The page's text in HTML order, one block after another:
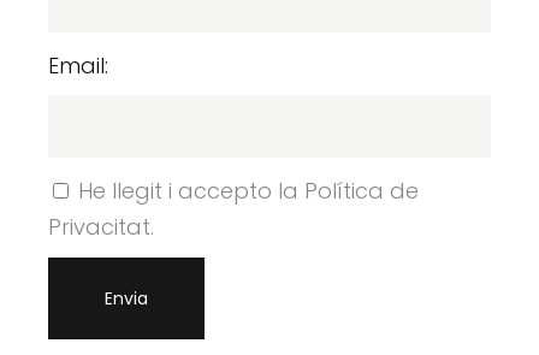
Email:
He llegit i accepto la Política de
Privacitat.